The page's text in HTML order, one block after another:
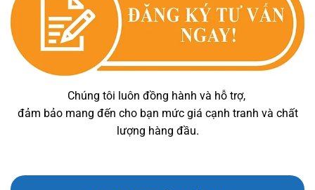
Chúng tôi luôn đồng hành và hỗ trợ,
đảm bảo mang đến cho bạn mức giá cạnh tranh và chất
lượng hàng đầu.